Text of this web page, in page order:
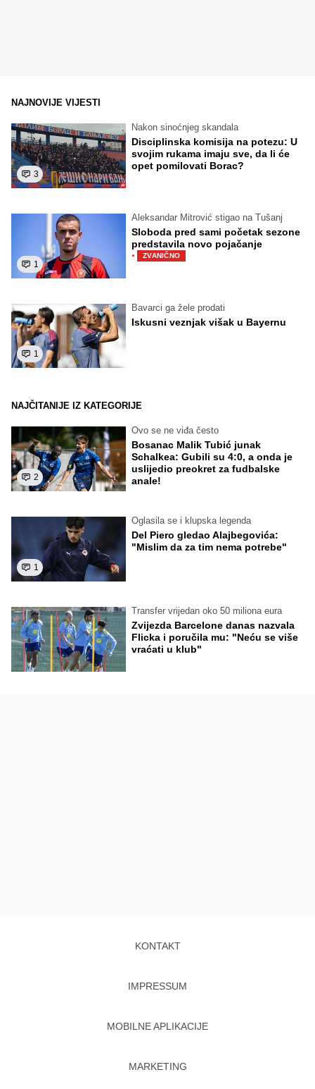
NAJNOVIJE VIJESTI
3
Nakon sinoćnjeg skandala
Disciplinska komisija na potezu: U
svojim rukama imaju sve, da li će
opet pomilovati Borac?
1
Aleksandar Mitrović stigao na Tušanj
Sloboda pred sami početak sezone
predstavila novo pojačanje
· ZVANIČNO
1
Bavarci ga žele prodati
Iskusni veznjak višak u Bayernu
NAJČITANIJE IZ KATEGORIJE
2
Ovo se ne viđa često
Bosanac Malik Tubić junak
Schalkea: Gubili su 4:0, a onda je
uslijedio preokret za fudbalske
anale!
1
Oglasila se i klupska legenda
Del Piero gledao Alajbegovića:
"Mislim da za tim nema potrebe"
Transfer vrijedan oko 50 miliona eura
Zvijezda Barcelone danas nazvala
Flicka i poručila mu: "Neću se više
vraćati u klub"
KONTAKT
IMPRESSUM
MOBILNE APLIKACIJE
MARKETING